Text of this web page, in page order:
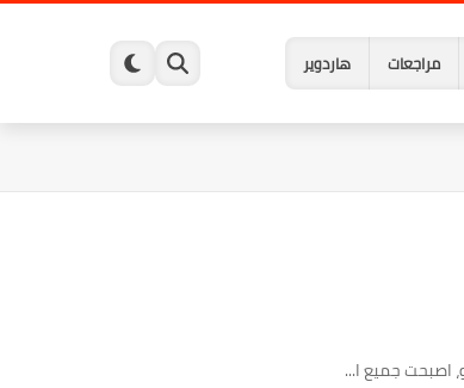
مراجعات هاردوير